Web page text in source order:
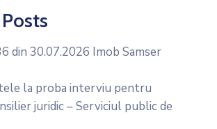
din 30.07.2026 Imob Samser
la proba interviu pentru
juridic – Serviciul public de